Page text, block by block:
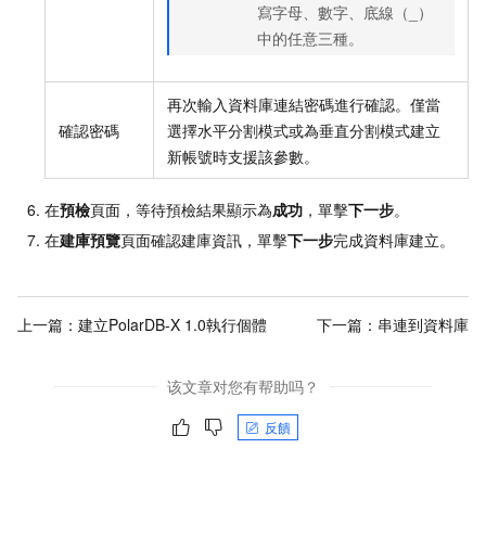
寫字母、數字、底線（_）
中的任意三種。
確認密碼
再次輸入資料庫連結密碼進行確認。僅當
選擇水平分割模式或為垂直分割模式建立
新帳號時支援該參數。
在預檢頁面，等待預檢結果顯示為成功 ，單擊下一步。
在建庫預覽頁面確認建庫資訊，單擊下一步完成資料庫建立。
上一篇： 建立PolarDB-X 1.0執行個體 下一篇： 串連到資料庫
该文章对您有帮助吗？
反饋